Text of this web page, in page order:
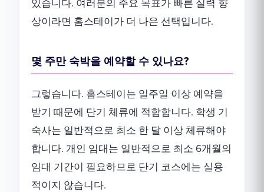
있습니다. 여러분의 주요 목표가 빠른 실력 향
상이라면 홈스테이가 더 나은 선택입니다.
몇 주만 숙박을 예약할 수 있나요?
그렇습니다. 홈스테이는 일주일 이상 예약을
받기 때문에 단기 체류에 적합합니다. 학생 기
숙사는 일반적으로 최소 한 달 이상 체류해야
합니다. 개인 임대는 일반적으로 최소 6개월의
임대 기간이 필요하므로 단기 코스에는 실용
적이지 않습니다.